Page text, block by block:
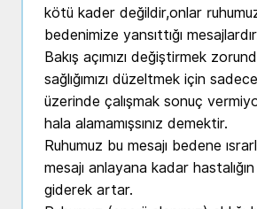
kötü kader değildir,onlar
bedenimize yansıttığı
Bakış açımızı değiştirmek
sağlığımızı düzeltmek için
üzerinde çalışmak sonuç
hala alamamışsınız demektir.
Ruhumuz bu mesajı bedene
mesajı anlayana kadar
giderek artar.